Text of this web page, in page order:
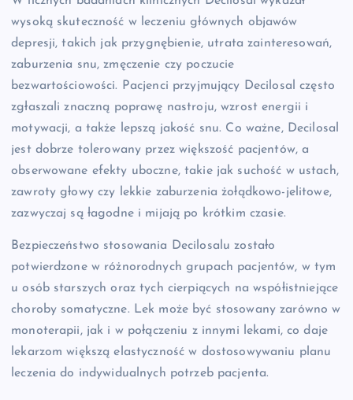
wysoką skuteczność w leczeniu głównych objawów
depresji, takich jak przygnębienie, utrata zainteresowań,
zaburzenia snu, zmęczenie czy poczucie
bezwartościowości. Pacjenci przyjmujący Decilosal często
zgłaszali znaczną poprawę nastroju, wzrost energii i
motywacji, a także lepszą jakość snu. Co ważne, Decilosal
jest dobrze tolerowany przez większość pacjentów, a
obserwowane efekty uboczne, takie jak suchość w ustach,
zawroty głowy czy lekkie zaburzenia żołądkowo-jelitowe,
zazwyczaj są łagodne i mijają po krótkim czasie.
Bezpieczeństwo stosowania Decilosalu zostało
potwierdzone w różnorodnych grupach pacjentów, w tym
u osób starszych oraz tych cierpiących na współistniejące
choroby somatyczne. Lek może być stosowany zarówno w
monoterapii, jak i w połączeniu z innymi lekami, co daje
lekarzom większą elastyczność w dostosowywaniu planu
leczenia do indywidualnych potrzeb pacjenta.